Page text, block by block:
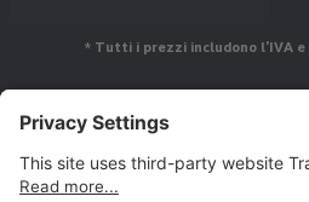
* Tutti i prezzi includono l'IVA e